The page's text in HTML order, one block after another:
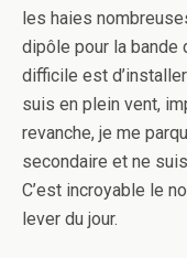
les haies
dipôle pour la bande
difficile est
suis en plein vent,
revanche, je me
secondaire et ne
C’est incroyable le
lever du jour.